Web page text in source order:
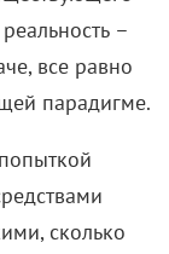
–
все равно
парадигме.
сколько